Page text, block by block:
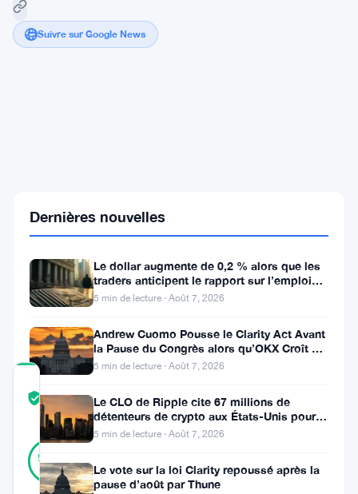
Suivre sur Google News
dollars
vente
Bitcoin
TRUST
SCORE
Vérifié
95
RÉEL
38
Mis à jour 2 mois il y a
Dernières nouvelles
Le dollar augmente de 0,2 % alors que les
traders anticipent le rapport sur l’emploi
aux États-Unis
5 min de lecture · Août 7, 2026
Andrew Cuomo Pousse le Clarity Act Avant
la Pause du Congrès alors qu’OKX Croît en
Europe
5 min de lecture · Août 7, 2026
Le CLO de Ripple cite 67 millions de
détenteurs de crypto aux États-Unis pour
faire avancer la loi CLARITY
5 min de lecture · Août 7, 2026
Le vote sur la loi Clarity repoussé après la
pause d’août par Thune